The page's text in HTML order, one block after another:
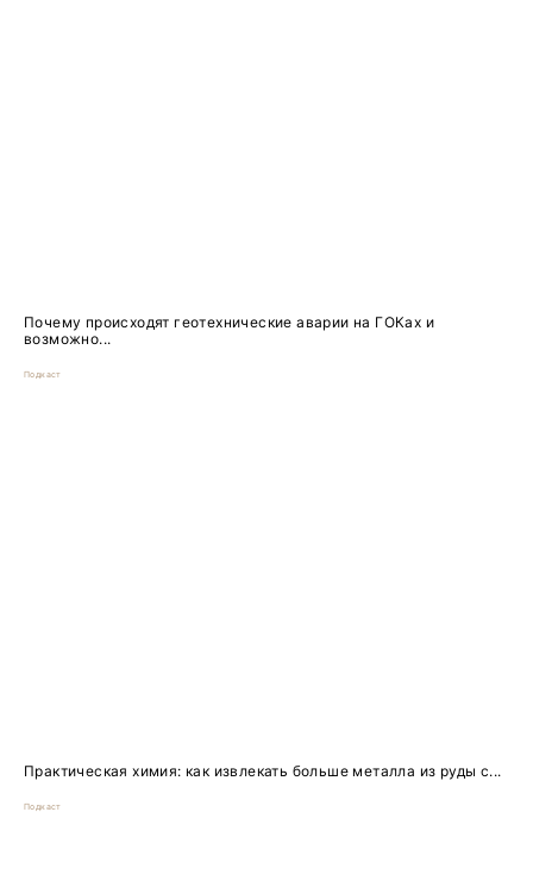
Почему происходят геотехнические аварии на ГОКах и
возможно...
Подкаст
Практическая химия: как извлекать больше металла из руды с...
Подкаст